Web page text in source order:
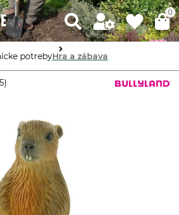
0
potrebyHra a zábava
5